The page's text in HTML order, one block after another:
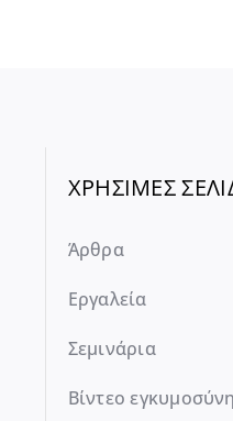
ΧΡΗΣΙΜΕΣ
Άρθρα
Εργαλεία
Σεμινάρια
Βίντεο